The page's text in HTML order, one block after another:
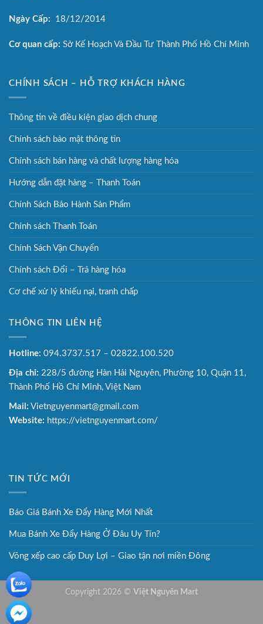
Ngày Cấp: 18/12/2014
Cơ quan cấp: Sở Kế Hoạch Và Đầu Tư Thành Phố Hồ Chí Minh
CHÍNH SÁCH – HỖ TRỢ KHÁCH HÀNG
Thông tin về điều kiện giao dịch chung
Chính sách bảo mật thông tin
Chính sách bán hàng và chất lượng hàng hóa
Hướng dẫn đặt hàng – Thanh Toán
Chính Sách Bảo Hành Sản Phẩm
Chính sách Thanh Toán
Chính Sách Vận Chuyển
Chính sách Đổi – Trả hàng hóa
Cơ chế xử lý khiếu nại, tranh chấp
THÔNG TIN LIÊN HỆ
Hotline: 094.3737.517 – 02822.100.520
Địa chỉ: 228/5 đường Hàn Hải Nguyên, Phường 10, Quận 11,
Thành Phố Hồ Chí Minh, Việt Nam
Mail: Vietnguyenmart@gmail.com
Website: https://vietnguyenmart.com/
TIN TỨC MỚI
Báo Giá Bánh Xe Đẩy Hàng Mới Nhất
Mua Bánh Xe Đẩy Hàng Ở Đâu Uy Tín?
Võng xếp cao cấp Duy Lợi – Giao tận nơi miền Đông
Copyright 2026 © Việt Nguyên Mart